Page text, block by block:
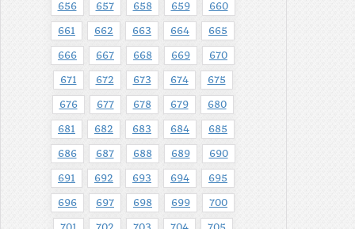
656 657 658 659 660
661 662 663 664 665
666 667 668 669 670
671 672 673 674 675
676 677 678 679 680
681 682 683 684 685
686 687 688 689 690
691 692 693 694 695
696 697 698 699 700